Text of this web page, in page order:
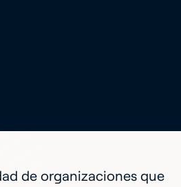
de organizaciones que